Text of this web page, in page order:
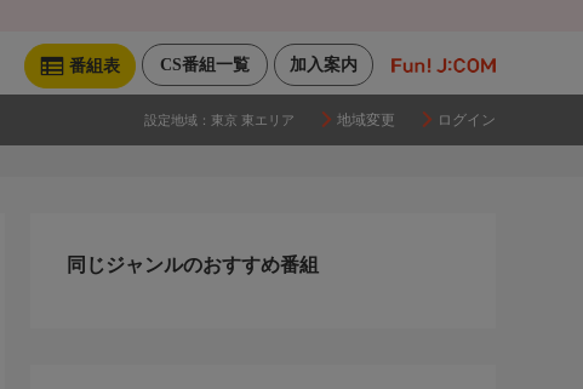
加入案内
CS番組一覧
番組表
設定地域： 東京 東エリア 地域変更 ログイン
同じジャンルのおすすめ番組